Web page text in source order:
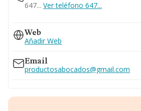
647... Ver teléfono 647...
613...
Ver teléfono 613...
Web
Añadir Web
Email
productosabocados@gmail.com